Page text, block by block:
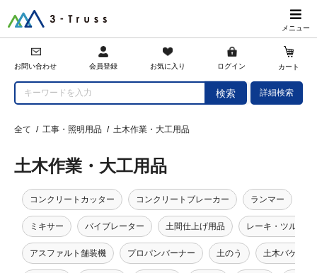
メニュー
お問い合わせ 会員登録 お気に入り ログイン カート
検索 詳細検索
全て / 工事・照明用品 / 土木作業・大工用品
土木作業・大工用品
コンクリートカッター コンクリートブレーカー ランマー
ミキサー バイブレーター 土間仕上げ用品 レーキ・ツルハシ
アスファルト舗装機 プロパンバーナー 土のう 土木バケツ・